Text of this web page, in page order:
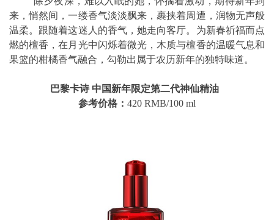
来，悄然间，一缕香气淡淡飘来，裹挟着周遭，润物无声般
温柔。跟随着这迷人的香气，她走向客厅。为新春祈福而点
燃的檀香，在月光中闪烁着微光，木质与檀香的温暖气息和
果篮的柑橘香气融合，勾勒出属于农历新年的独特味道。
巴黎卡诗 中国新年限定第二代神仙精油
参考价格： 420 RMB/100 ml